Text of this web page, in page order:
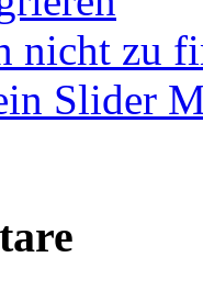
nicht zu
Slider